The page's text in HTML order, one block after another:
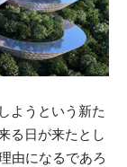
ようという新た
る日が来たとし
由になるであろ